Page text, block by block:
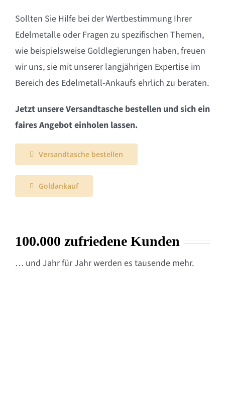
Sollten Sie Hilfe bei der Wertbestimmung Ihrer
Edelmetalle oder Fragen zu spezifischen Themen,
wie beispielsweise Goldlegierungen haben, freuen
wir uns, sie mit unserer langjährigen Expertise im
Bereich des Edelmetall-Ankaufs ehrlich zu beraten.
Jetzt unsere Versandtasche bestellen und sich ein
faires Angebot einholen lassen.
Versandtasche bestellen
Goldankauf
100.000 zufriedene Kunden
… und Jahr für Jahr werden es tausende mehr.